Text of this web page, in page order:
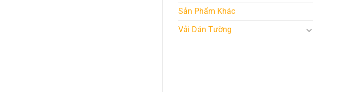
Sản Phẩm Khác
Vải Dán Tường